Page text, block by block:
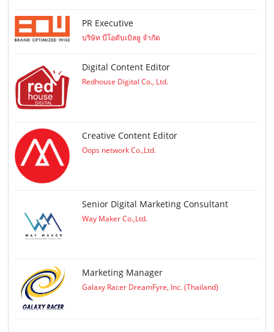
PR Executive
บริษัท บีโอดับเบิลยู จำกัด
Digital Content Editor
Redhouse Digital Co., Ltd.
Creative Content Editor
Oops network Co.,Ltd.
Senior Digital Marketing Consultant
Way Maker Co.,Ltd.
Marketing Manager
Galaxy Racer DreamFyre, Inc. (Thailand)